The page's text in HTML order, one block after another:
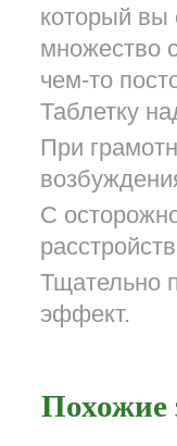
который вы
множество
чем-то
Таблетку
При
С
Тщательно
эффект.
Похожие